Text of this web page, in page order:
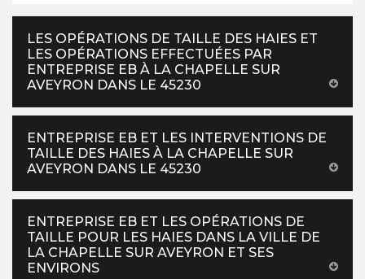
LES OPÉRATIONS DE TAILLE DES HAIES ET
LES OPÉRATIONS EFFECTUÉES PAR
ENTREPRISE EB À LA CHAPELLE SUR
AVEYRON DANS LE 45230
ENTREPRISE EB ET LES INTERVENTIONS DE
TAILLE DES HAIES À LA CHAPELLE SUR
AVEYRON DANS LE 45230
ENTREPRISE EB ET LES OPÉRATIONS DE
TAILLE POUR LES HAIES DANS LA VILLE DE
LA CHAPELLE SUR AVEYRON ET SES
ENVIRONS